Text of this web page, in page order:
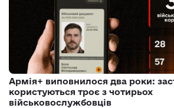
Армія+ виповнилося два роки:
користуються троє з чотирьох
військовослужбовців